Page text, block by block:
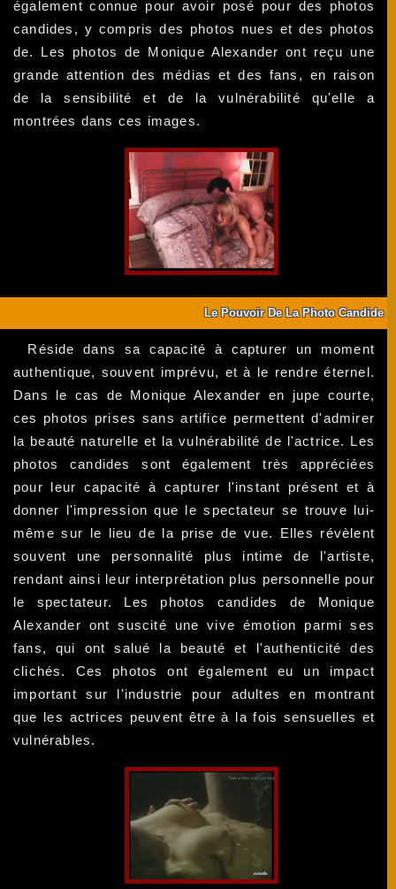
également connue pour avoir posé pour des photos
candides, y compris des photos nues et des photos
de. Les photos de Monique Alexander ont reçu une
grande attention des médias et des fans, en raison
de la sensibilité et de la vulnérabilité qu'elle a
montrées dans ces images.
Le Pouvoir De La Photo Candide
Réside dans sa capacité à capturer un moment
authentique, souvent imprévu, et à le rendre éternel.
Dans le cas de Monique Alexander en jupe courte,
ces photos prises sans artifice permettent d'admirer
la beauté naturelle et la vulnérabilité de l'actrice. Les
photos candides sont également très appréciées
pour leur capacité à capturer l'instant présent et à
donner l'impression que le spectateur se trouve lui-
même sur le lieu de la prise de vue. Elles révèlent
souvent une personnalité plus intime de l'artiste,
rendant ainsi leur interprétation plus personnelle pour
le spectateur. Les photos candides de Monique
Alexander ont suscité une vive émotion parmi ses
fans, qui ont salué la beauté et l'authenticité des
clichés. Ces photos ont également eu un impact
important sur l'industrie pour adultes en montrant
que les actrices peuvent être à la fois sensuelles et
vulnérables.